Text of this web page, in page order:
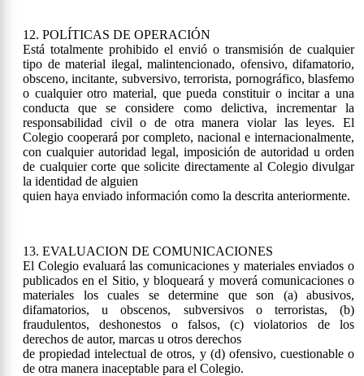
12. POLÍTICAS DE OPERACIÓN
Está totalmente prohibido el envió o transmisión de cualquier
tipo de material ilegal, malintencionado, ofensivo, difamatorio,
obsceno, incitante, subversivo, terrorista, pornográfico, blasfemo
o cualquier otro material, que pueda constituir o incitar a una
conducta que se considere como delictiva, incrementar la
responsabilidad civil o de otra manera violar las leyes. El
Colegio cooperará por completo, nacional e internacionalmente,
con cualquier autoridad legal, imposición de autoridad u orden
de cualquier corte que solicite directamente al Colegio divulgar
la identidad de alguien
quien haya enviado información como la descrita anteriormente.
13. EVALUACION DE COMUNICACIONES
El Colegio evaluará las comunicaciones y materiales enviados o
publicados en el Sitio, y bloqueará y moverá comunicaciones o
materiales los cuales se determine que son (a) abusivos,
difamatorios, u obscenos, subversivos o terroristas, (b)
fraudulentos, deshonestos o falsos, (c) violatorios de los
derechos de autor, marcas u otros derechos
de propiedad intelectual de otros, y (d) ofensivo, cuestionable o
de otra manera inaceptable para el Colegio.